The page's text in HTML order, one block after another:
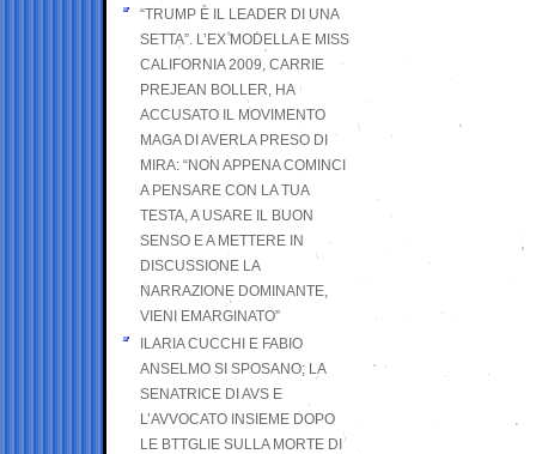
“TRUMP È IL LEADER DI UNA
SETTA”. L’EX MODELLA E MISS
CALIFORNIA 2009, CARRIE
PREJEAN BOLLER, HA
ACCUSATO IL MOVIMENTO
MAGA DI AVERLA PRESO DI
MIRA: “NON APPENA COMINCI
A PENSARE CON LA TUA
TESTA, A USARE IL BUON
SENSO E A METTERE IN
DISCUSSIONE LA
NARRAZIONE DOMINANTE,
VIENI EMARGINATO”
ILARIA CUCCHI E FABIO
ANSELMO SI SPOSANO; LA
SENATRICE DI AVS E
L’AVVOCATO INSIEME DOPO
LE BTTGLIE SULLA MORTE DI